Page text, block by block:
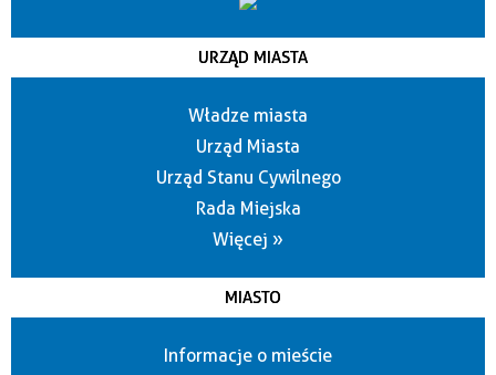
URZĄD MIASTA
Władze miasta
Urząd Miasta
Urząd Stanu Cywilnego
Rada Miejska
Więcej »
MIASTO
Informacje o mieście